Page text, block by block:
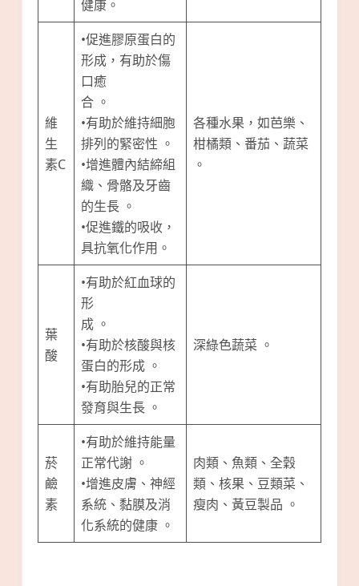
健康。
維
生
素C
•促進膠原蛋白的
形成，有助於傷
口癒
合 。
•有助於維持細胞
排列的緊密性 。
•增進體內結締組
織、骨骼及牙齒
的生長 。
•促進鐵的吸收，
具抗氧化作用。
各種水果，如芭樂、
柑橘類、番茄、蔬菜
。
葉
酸
•有助於紅血球的
形
成 。
•有助於核酸與核
蛋白的形成 。
•有助胎兒的正常
發育與生長 。
深綠色蔬菜 。
菸
鹼
素
•有助於維持能量
正常代謝 。
•增進皮膚、神經
系統、黏膜及消
化系統的健康 。
肉類、魚類、全穀
類、核果、豆類菜、
瘦肉、黃豆製品 。